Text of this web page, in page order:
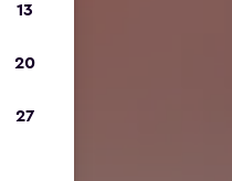
13
20
27